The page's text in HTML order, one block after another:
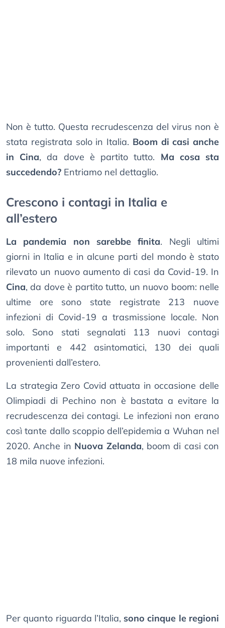
Non è tutto. Questa recrudescenza del virus non è
stata registrata solo in Italia. Boom di casi anche
in Cina, da dove è partito tutto. Ma cosa sta
succedendo? Entriamo nel dettaglio.
Crescono i contagi in Italia e
all’estero
La pandemia non sarebbe finita. Negli ultimi
giorni in Italia e in alcune parti del mondo è stato
rilevato un nuovo aumento di casi da Covid-19. In
Cina, da dove è partito tutto, un nuovo boom: nelle
ultime ore sono state registrate 213 nuove
infezioni di Covid-19 a trasmissione locale. Non
solo. Sono stati segnalati 113 nuovi contagi
importanti e 442 asintomatici, 130 dei quali
provenienti dall’estero.
La strategia Zero Covid attuata in occasione delle
Olimpiadi di Pechino non è bastata a evitare la
recrudescenza dei contagi. Le infezioni non erano
così tante dallo scoppio dell’epidemia a Wuhan nel
2020. Anche in Nuova Zelanda, boom di casi con
18 mila nuove infezioni.
Per quanto riguarda l’Italia, sono cinque le regioni